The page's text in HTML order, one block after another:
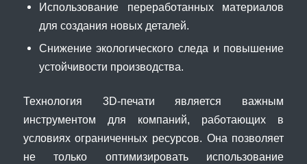
Использование переработанных материалов
для создания новых деталей.
Снижение экологического следа и повышение
устойчивости производства.
Технология 3D-печати является важным
инструментом для компаний, работающих в
условиях ограниченных ресурсов. Она позволяет
не только оптимизировать использование